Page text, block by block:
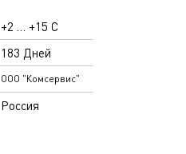
+2 … +15 С
183 Дней
ООО "Комсервис"
Россия